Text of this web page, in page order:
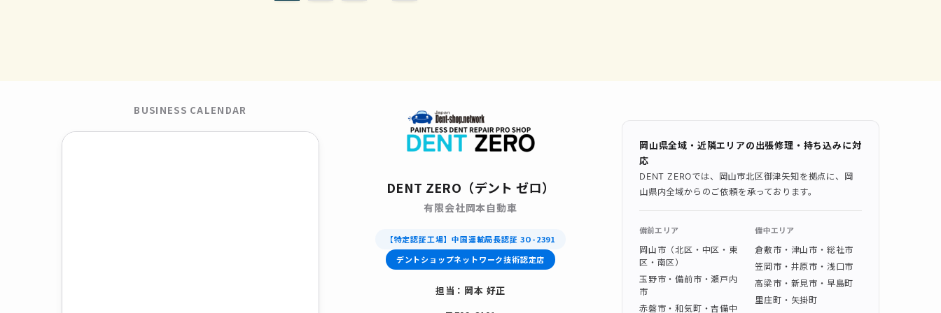
BUSINESS CALENDAR
DENT ZERO（デント ゼロ）
有限会社岡本自動車
【特定認証工場】中国運輸局長認証 3O-2391
デントショップネットワーク技術認定店
担当：岡本 好正
岡山県全域・近隣エリアの出張修理・持ち込みに対
応
DENT ZEROでは、岡山市北区御津矢知を拠点に、岡
山県内全域からのご依頼を承っております。
備前エリア
岡山市（北区・中区・東
区・南区）
玉野市・備前市・瀬戸内
市
赤磐市・和気町・吉備中
備中エリア
倉敷市・津山市・総社市
笠岡市・井原市・浅口市
高梁市・新見市・早島町
里庄町・矢掛町